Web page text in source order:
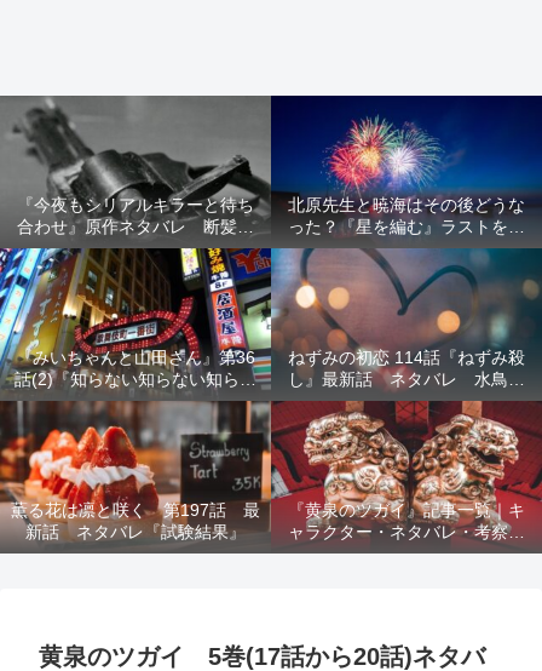
『今夜もシリアルキラーと待ち
合わせ』原作ネタバレ 断髪オ
ブジェ殺人事件 犯人の正体や
結末を解説
北原先生と暁海はその後どうな
った？『星を編む』ラストをネ
タバレ解説
『みいちゃんと山田さん』第36
話(2)『知らない知らない知らな
い』最新話 ネタバレ 犯人確
定 次回最終回
ねずみの初恋 114話『ねずみ殺
し』最新話 ネタバレ 水鳥死
亡 鯆を殺すか
薫る花は凛と咲く 第197話 最
新話 ネタバレ『試験結果』
『黄泉のツガイ』記事一覧｜キ
ャラクター・ネタバレ・考察・
死亡キャラまとめ【完全ガイ
黄泉のツガイ 5巻(17話から20話)ネタバ